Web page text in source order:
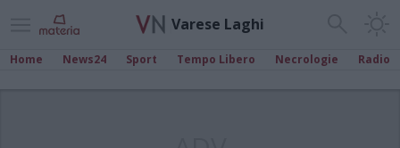
Varese Laghi
Home News24 Sport Tempo Libero Necrologie Radio